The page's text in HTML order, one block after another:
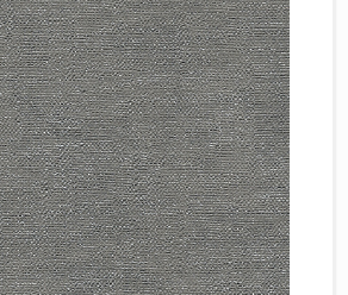
Decori Decori
...
Emiliana Parati
Fipar
Grandeco
Kerama Marazzi
Marburg